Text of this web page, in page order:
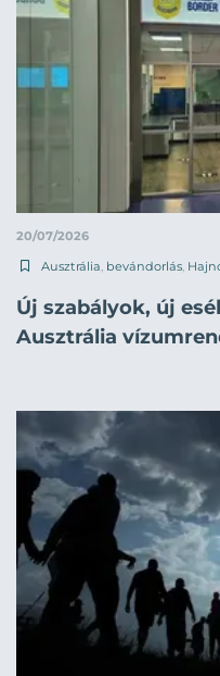
20/07/2026
Ausztrália, bevándorlás,
Új szabályok, új
Ausztrália